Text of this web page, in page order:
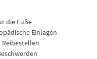
die Füße
Einlagen